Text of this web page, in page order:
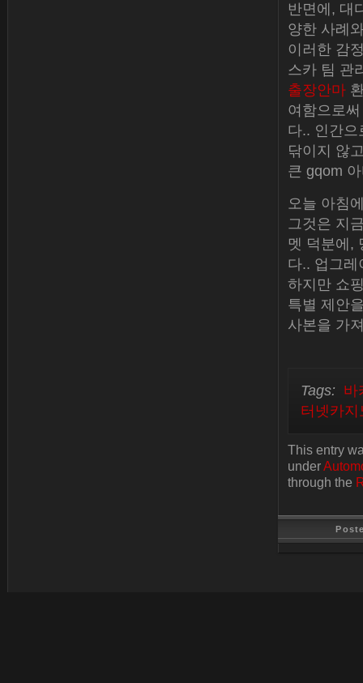
반면에, 대
양한 사례
이러한 감
스카 팀 관
출장안마
여함으로
다.. 인간
닦이지 않
큰 gqom
오늘 아침
그것은 지
멧 덕분에,
다.. 업그
하지만 쇼
특별 제안
사본을 가
Tags: 바
터넷카지
This entry
under
through the